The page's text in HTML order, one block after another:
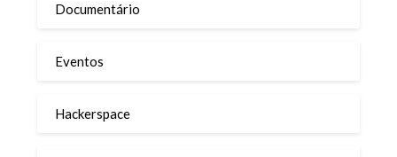
Documentário
Eventos
Hackerspace